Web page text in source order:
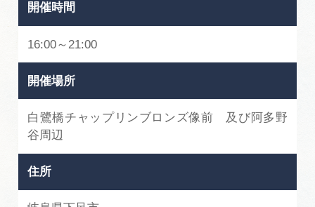
開催時間
16:00～21:00
開催場所
白鷺橋チャップリンブロンズ像前 及び阿多野
谷周辺
住所